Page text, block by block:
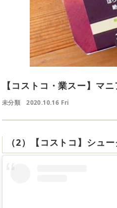
【コストコ・業スー】マ
未分類 2020.10.16 Fri
（2）【コストコ】シュ